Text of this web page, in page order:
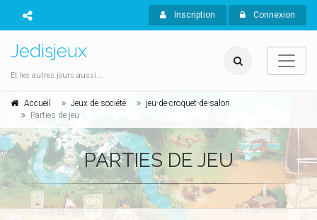
Inscription Connexion
Jedisjeux
Et les autres jours aussi...
Accueil Jeux de société
jeu-de-croquet-de-salon
Parties de jeu
PARTIES DE JEU